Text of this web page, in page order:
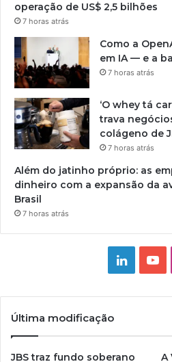
operação de US$ 2,5 bilhões
7 horas atrás
Como a
em IA — e a
7 horas atrás
‘O whey tá
trava
colágeno de
7 horas atrás
Além do jatinho próprio: as
dinheiro com a expansão da
Brasil
7 horas atrás
Linkedin
Última modificação
JBS traz fundo soberano
A